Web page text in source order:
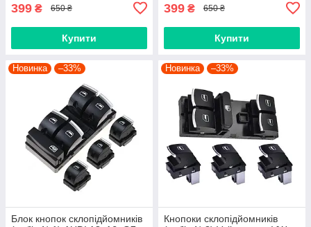
399 ₴ 650 ₴
Купити
399 ₴ 650 ₴
Купити
Новинка –33%
Блок кнопок склопідйомників
Новинка –33%
Кнопоки склопідйомників